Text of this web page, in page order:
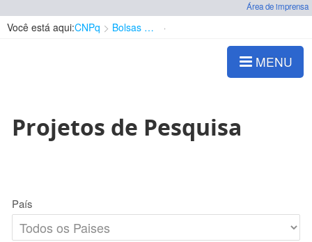
Área de imprensa
Você está aqui:CNPq Bolsas e Auxílios Vigentes
MENU
Projetos de Pesquisa
País